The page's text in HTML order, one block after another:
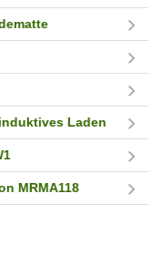
Laden
MRMA118